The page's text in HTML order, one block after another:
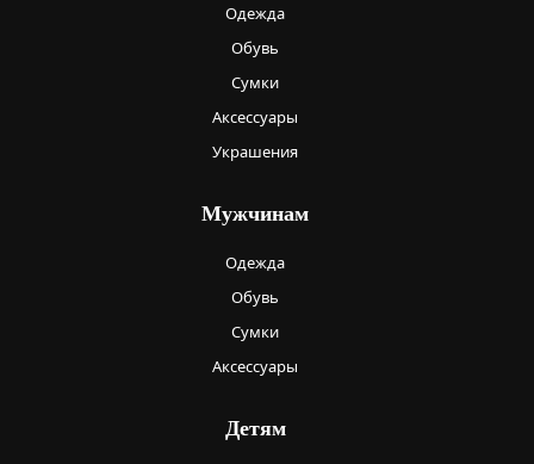
Одежда
Обувь
Сумки
Аксессуары
Украшения
Мужчинам
Одежда
Обувь
Сумки
Аксессуары
Детям